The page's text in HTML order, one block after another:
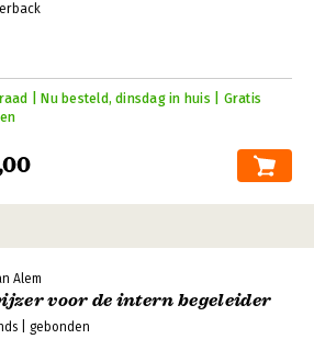
| Nu besteld, dinsdag in huis | Gratis
Alem
voor de intern begeleider
| gebonden